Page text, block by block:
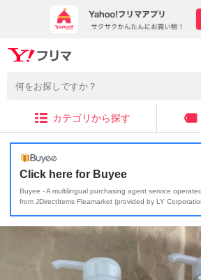
カテゴリから探す
Click here for Buyee
Buyee - A multilingual purchasing agent service
from JDirectItems Fleamarket (provided by LY